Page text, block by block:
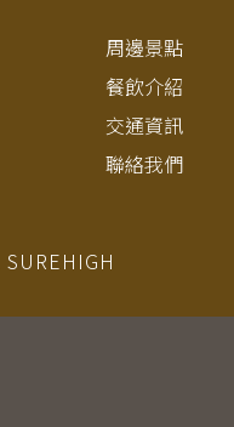
周邊景點
餐飲介紹
交通資訊
聯絡我們
SUREHIGH